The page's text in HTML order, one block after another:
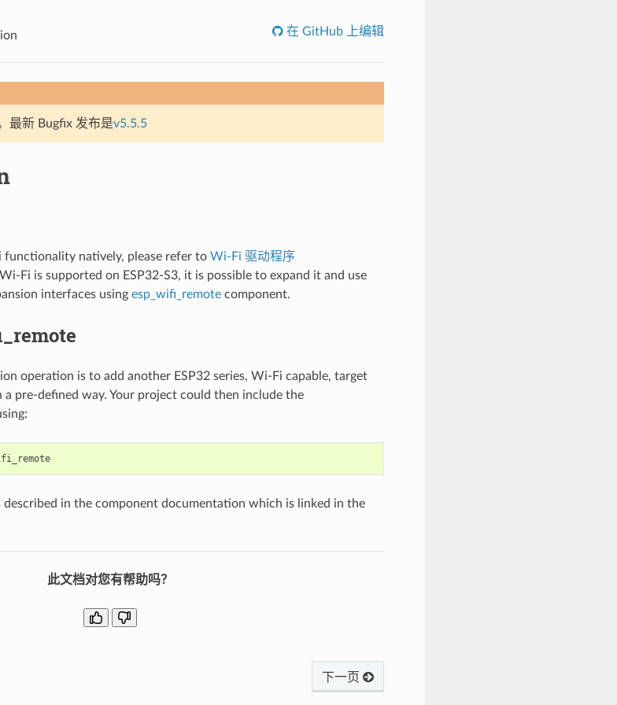
在 GitHub 上编辑
最新 Bugfix 发布是v5.5.5
functionality natively, please refer to Wi-Fi 驱动程序
Fi is supported on ESP32-S3, it is possible to expand it and use
interfaces using esp_wifi_remotecomponent.
operation is to add another ESP32 series, Wi-Fi capable, target
a pre-defined way. Your project could then include the
esp_wifi_remote
in the component documentation which is linked in the
此文档对您有帮助吗？
下一页